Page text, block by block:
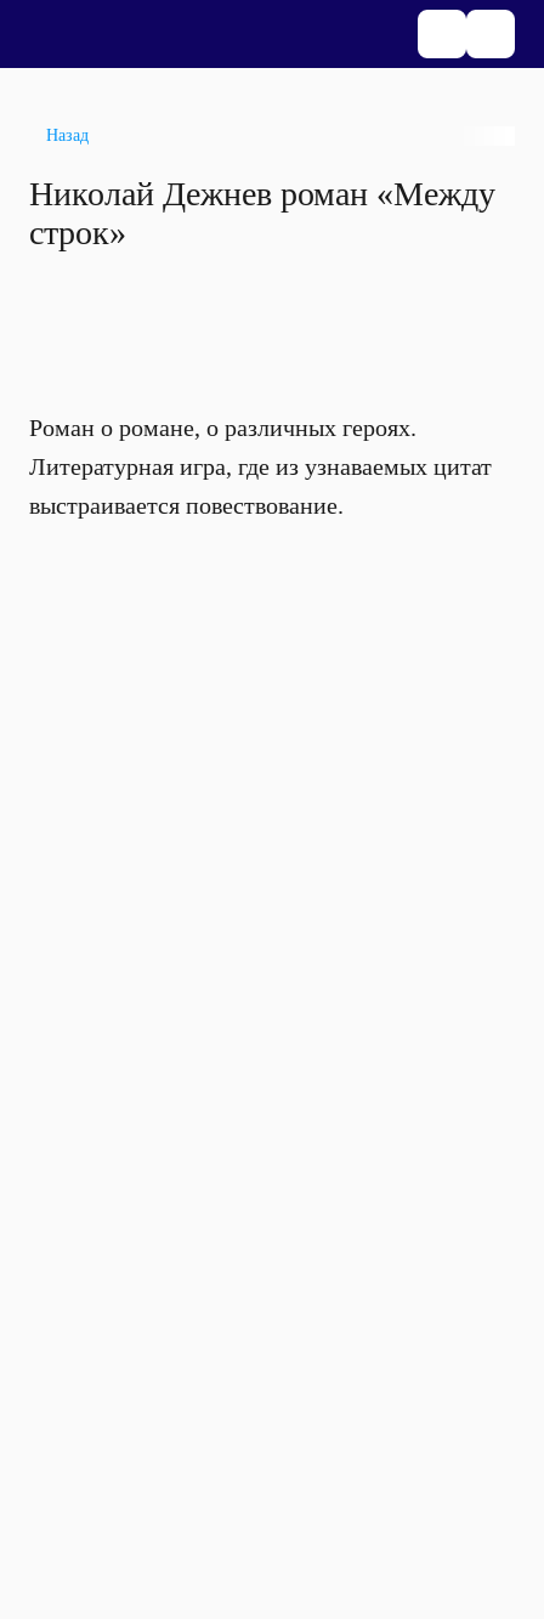
Назад
Николай Дежнев роман «Между
строк»
Роман о романе, о различных героях.
Литературная игра, где из узнаваемых цитат
выстраивается повествование.